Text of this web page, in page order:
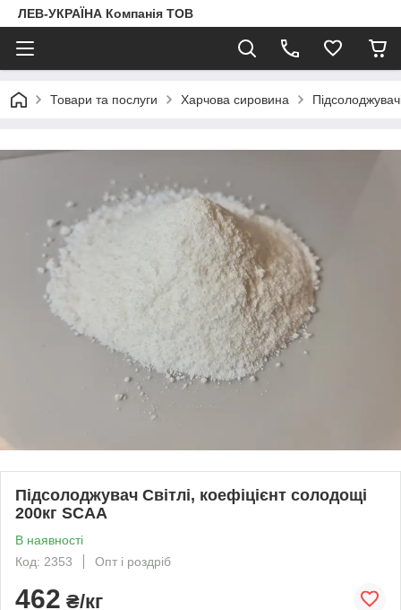
ЛЕВ-УКРАЇНА Компанія ТОВ
Товари та послуги Харчова сировина
Підсолоджувач Світлі, коефіцієнт солодощі
200кг SCAA
В наявності
Код: 2353
Опт і роздріб
462 ₴/кг